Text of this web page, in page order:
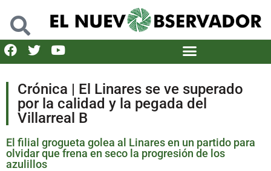
Crónica | El Linares se ve superado
por la calidad y la pegada del
Villarreal B
El filial grogueta golea al Linares en un partido para
olvidar que frena en seco la progresión de los
azulillos